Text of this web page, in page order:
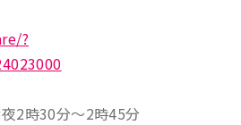
?
2時30分～2時45分